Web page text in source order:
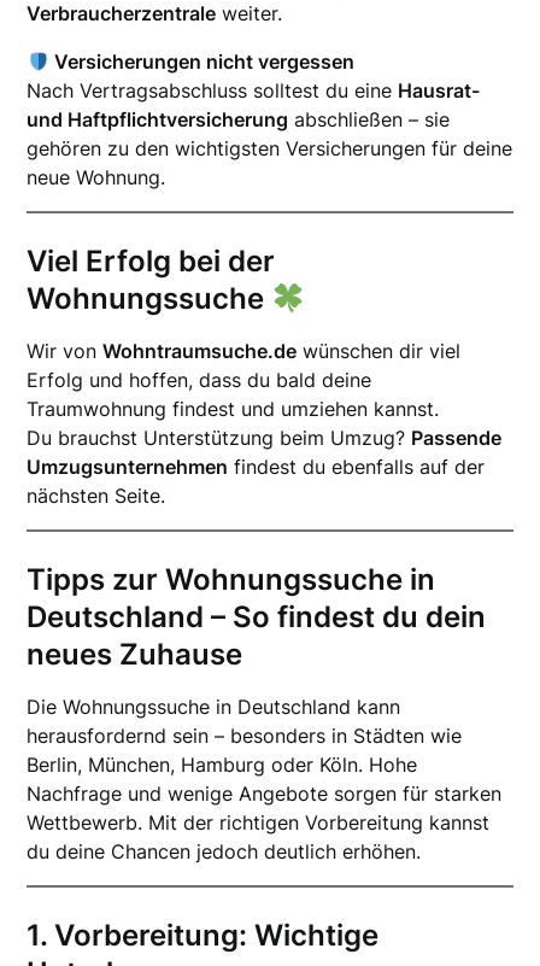
Verbraucherzentrale weiter.
Versicherungen nicht vergessen
Nach Vertragsabschluss solltest du eine Hausrat-
und Haftpflichtversicherung abschließen – sie
gehören zu den wichtigsten Versicherungen für deine
neue Wohnung.
Viel Erfolg bei der
Wohnungssuche
Wir vonWohntraumsuche.de wünschen dir viel
Erfolg und hoffen, dass du bald deine
Traumwohnung findest und umziehen kannst.
Du brauchst Unterstützung beim Umzug? Passende
Umzugsunternehmen findest du ebenfalls auf der
nächsten Seite.
Tipps zur Wohnungssuche in
Deutschland – So findest du dein
neues Zuhause
Die Wohnungssuche in Deutschland kann
herausfordernd sein – besonders in Städten wie
Berlin, München, Hamburg oder Köln. Hohe
Nachfrage und wenige Angebote sorgen für starken
Wettbewerb. Mit der richtigen Vorbereitung kannst
du deine Chancen jedoch deutlich erhöhen.
1. Vorbereitung: Wichtige